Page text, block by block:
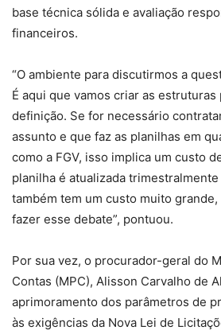
base técnica sólida e avaliação
financeiros.
“O ambiente para discutirmos a
É aqui que vamos criar as estruturas
definição. Se for necessário
assunto e que faz as planilhas em
como a FGV, isso implica um custo
planilha é atualizada
também tem um custo muito
fazer esse debate”, pontuou.
Por sua vez, o procurador-geral do
Contas (MPC), Alisson Carvalho de
aprimoramento dos parâmetros de
às exigências da Nova Lei de